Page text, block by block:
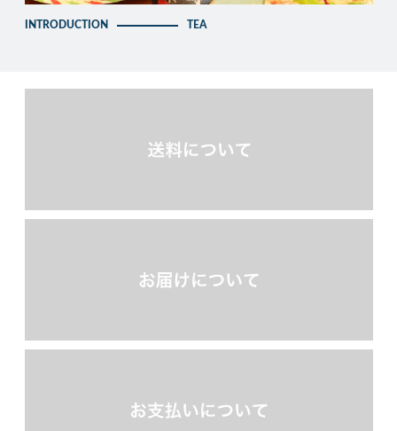
INTRODUCTION TEA